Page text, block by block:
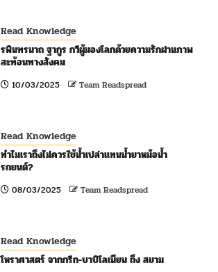
Read Knowledge
รพินทรนาถ ฐากูร กวีผู้มองโลกด้วยความรักผ่านภาพ
สะท้อนทางสังคม
10/03/2025 Team Readspread
Read Knowledge
ทำไมเราถึงไม่ควรใช้น้ำเปล่าแทนน้ำยาหม้อน้ำ
รถยนต์?
08/03/2025 Team Readspread
Read Knowledge
โหราศาสตร์ จากกรีก-บาบิโลเนียน ถึง สยาม